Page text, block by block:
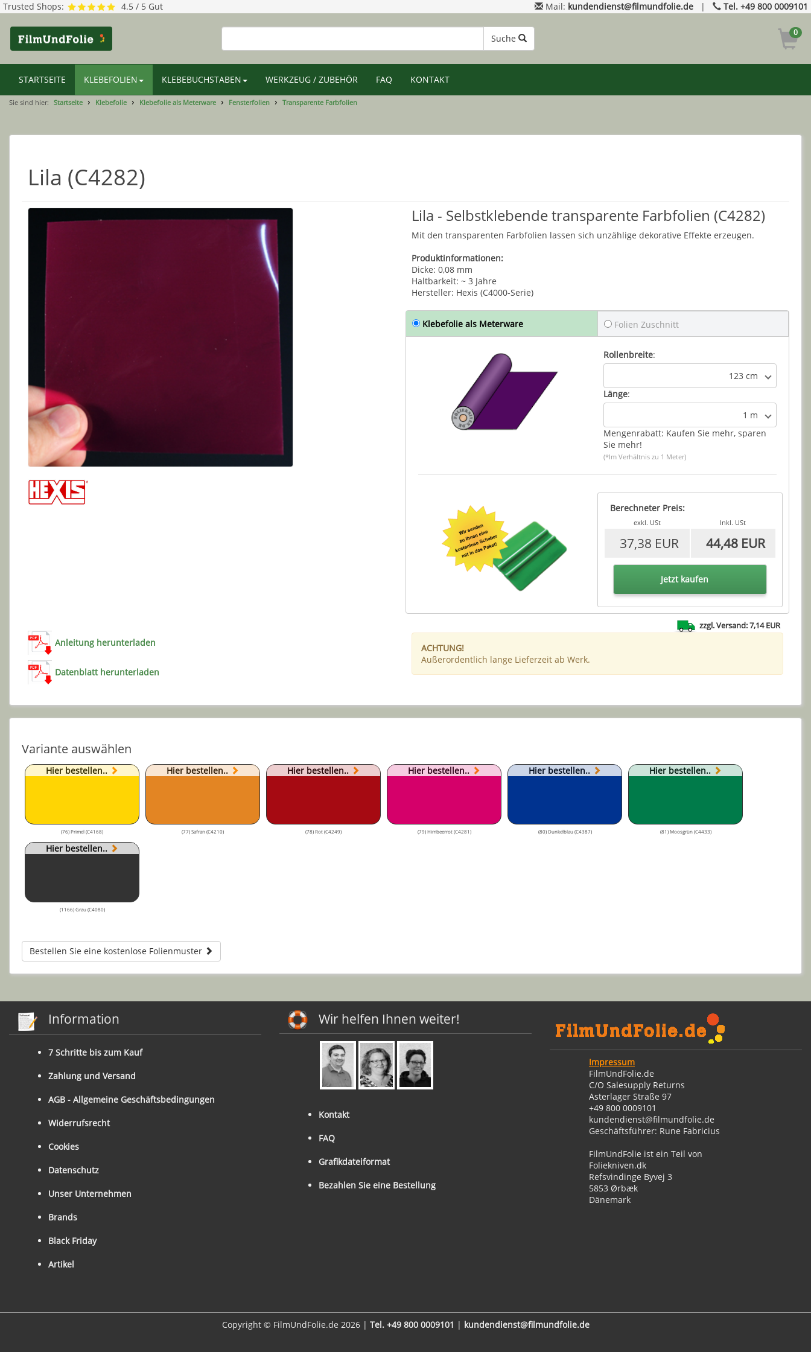
Trusted Shops: 4.5 / 5 Gut Mail: kundendienst@filmundfolie.de | Tel. +49 800 0009101
Suche
0
STARTSEITE KLEBEFOLIEN KLEBEBUCHSTABEN WERKZEUG / ZUBEHÖR FAQ KONTAKT
Sie sind hier: Startseite Klebefolie Klebefolie als Meterware Fensterfolien Transparente Farbfolien
Lila (C4282)
Anleitung herunterladen
Datenblatt herunterladen
Lila - Selbstklebende transparente Farbfolien (C4282)
Mit den transparenten Farbfolien lassen sich unzählige dekorative Effekte erzeugen.
Produktinformationen:
Dicke: 0,08 mm
Haltbarkeit: ~ 3 Jahre
Hersteller: Hexis (C4000-Serie)
Klebefolie als Meterware Folien Zuschnitt
Rollenbreite:
123 cm
Länge:
1 m
Mengenrabatt: Kaufen Sie mehr, sparen
Sie mehr!
(*Im Verhältnis zu 1 Meter)
Berechneter Preis:
exkl. USt Inkl. USt
37,38 EUR 44,48 EUR
Jetzt kaufen
zzgl. Versand: 7,14 EUR
ACHTUNG!
Außerordentlich lange Lieferzeit ab Werk.
Variante auswählen
Hier bestellen..
(76) Primel (C4168)
Hier bestellen..
(77) Safran (C4210)
Hier bestellen..
(78) Rot (C4249)
Hier bestellen..
(79) Himbeerrot (C4281)
Hier bestellen..
(80) Dunkelblau (C4387)
Hier bestellen..
(81) Moosgrün (C4433)
Hier bestellen..
(1166) Grau (C4080)
Bestellen Sie eine kostenlose Folienmuster
Information
7 Schritte bis zum Kauf
Zahlung und Versand
AGB - Allgemeine Geschäftsbedingungen
Widerrufsrecht
Cookies
Datenschutz
Unser Unternehmen
Brands
Black Friday
Artikel
Wir helfen Ihnen weiter!
Kontakt
FAQ
Grafikdateiformat
Bezahlen Sie eine Bestellung
Impressum
FilmUndFolie.de
C/O Salesupply Returns
Asterlager Straße 97
+49 800 0009101
kundendienst@filmundfolie.de
Geschäftsführer: Rune Fabricius
FilmUndFolie ist ein Teil von
Foliekniven.dk
Refsvindinge Byvej 3
5853 Ørbæk
Dänemark
Copyright © FilmUndFolie.de 2026 | Tel. +49 800 0009101 | kundendienst@filmundfolie.de